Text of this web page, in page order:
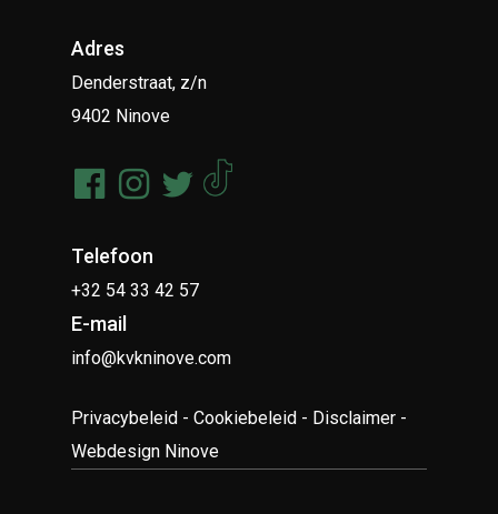
Adres
Denderstraat, z/n
9402 Ninove
Telefoon
+32 54 33 42 57
E-mail
info@kvkninove.com
Privacybeleid -Cookiebeleid - Disclaimer -
Webdesign Ninove